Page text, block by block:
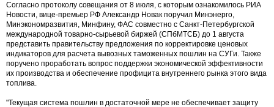
Согласно протоколу совещания от 8 июля, с которым ознакомилось РИА
Новости, вице-премьер РФ Александр Новак поручил Минэнерго,
Минэкономразвития, Минфину, ФАС совместно с Санкт-Петербургской
международной товарно-сырьевой биржей (СПбМТСБ) до 1 августа
представить правительству предложения по корректировке ценовых
индикаторов для расчета вывозных таможенных пошлин на СУГи. Также
поручено проработать вопрос поддержки экономической эффективности
их производства и обеспечение профицита внутреннего рынка этого вида
топлива.
"Текущая система пошлин в достаточной мере не обеспечивает защиту